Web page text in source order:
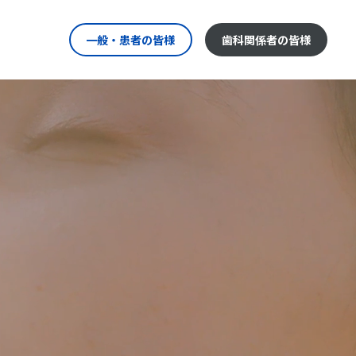
一般・患者の皆様 歯科関係者の皆様